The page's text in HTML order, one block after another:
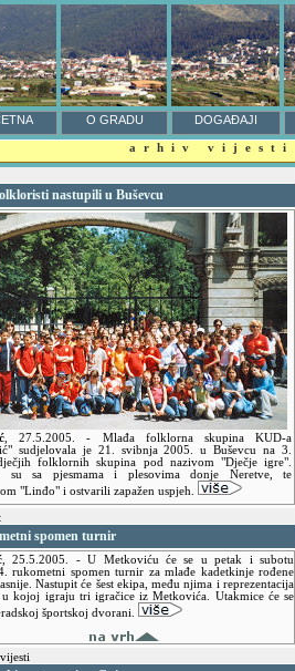
O GRADU DOGAĐAJI
arhiv vijesti
nastupili u Buševcu
,27.5.2005.- Mlađa folklorna skupina KUD-a
sudjelovala je 21. svibnja 2005. u Buševcu na 3.
folklornih skupina pod nazivom "Dječje igre".
su sa pjesmama i plesovima donje Neretve, te
"Linđo" i ostvarili zapažen uspjeh.
spomen turnir
,25.5.2005. - U Metkoviću će se u petak i subotu
rukometni spomen turnir za mlađe kadetkinje rođene
Nastupit će šest ekipa, među njima i reprezentacija
u kojoj igraju tri igračice iz Metkovića. Utakmice će se
športskoj dvorani.